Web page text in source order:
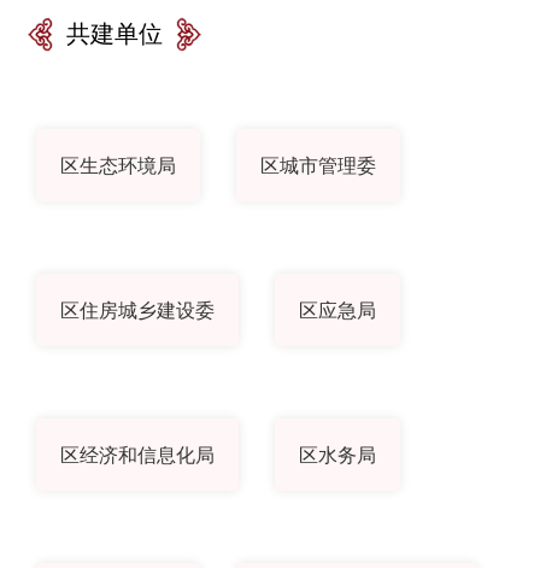
共建单位
区生态环境局 区城市管理委
区住房城乡建设委 区应急局
区经济和信息化局 区水务局